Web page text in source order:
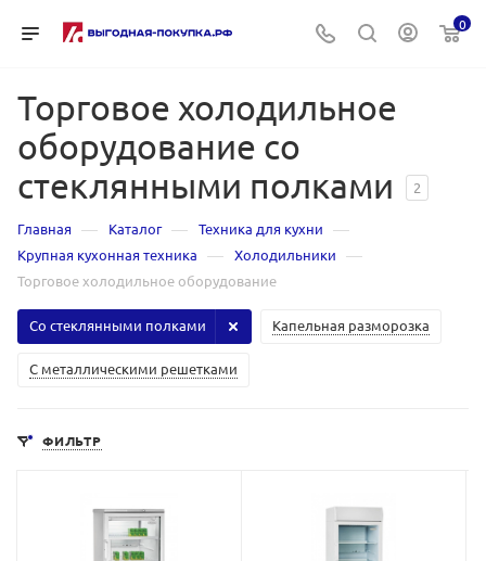
0
Торговое холодильное
оборудование со
стеклянными полками
2
Главная — Каталог — Техника для кухни —
Крупная кухонная техника — Холодильники —
Торговое холодильное оборудование
Капельная разморозка
С металлическими решетками
Со стеклянными полками
ФИЛЬТР